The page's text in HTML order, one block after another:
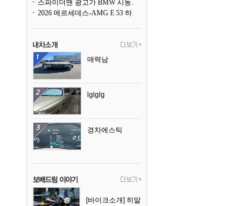
스파이더맨 광고가 BMW 시동화면을 점령하다, 오너들은 불만
2026 메르세데스-AMG E 53 하이브리드 왜건 시승기
매력남
lglglg
경차에스틱
[바이크소개] 히말